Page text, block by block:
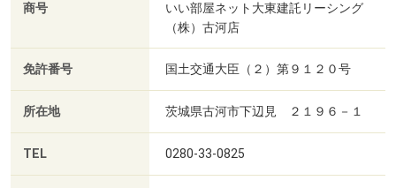
商号
いい部屋ネット大東建託リーシング
（株）古河店
免許番号 国土交通大臣（２）第９１２０号
所在地 茨城県古河市下辺見 ２１９６－１
TEL 0280-33-0825